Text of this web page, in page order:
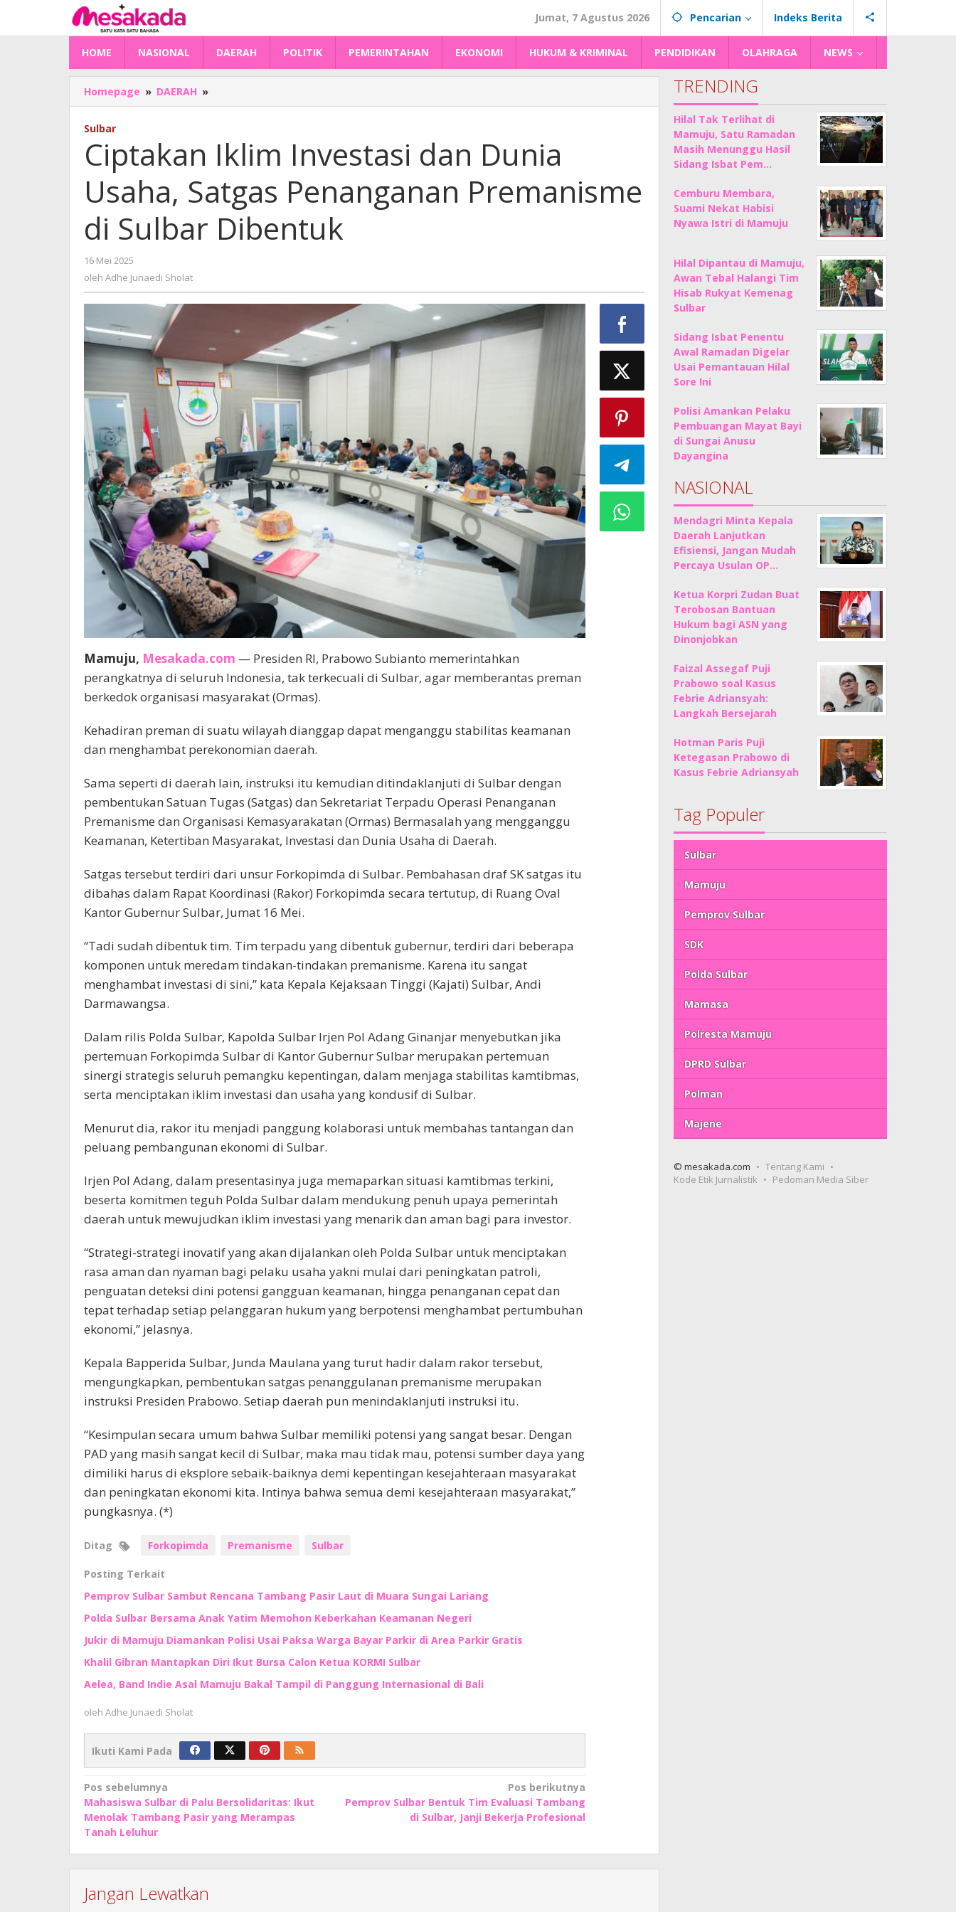
konten
Jumat, 7 Agustus 2026 Pencarian Indeks Berita
HOME NASIONAL DAERAH POLITIK PEMERINTAHAN EKONOMI HUKUM & KRIMINAL PENDIDIKAN OLAHRAGA NEWS
Homepage » DAERAH »
Iklim
Dunia
Usaha,
Satgas
Penanganan
Premanisme
Sulbar
Sulbar
Ciptakan Iklim Investasi dan Dunia
Usaha, Satgas Penanganan Premanisme
di Sulbar Dibentuk
16 Mei 2025
Adhe
oleh Adhe Junaedi Sholat
Mamuju, Mesakada.com — Presiden RI, Prabowo Subianto memerintahkan
perangkatnya di seluruh Indonesia, tak terkecuali di Sulbar, agar memberantas preman
berkedok organisasi masyarakat (Ormas).
Kehadiran preman di suatu wilayah dianggap dapat menganggu stabilitas keamanan
dan menghambat perekonomian daerah.
Sama seperti di daerah lain, instruksi itu kemudian ditindaklanjuti di Sulbar dengan
pembentukan Satuan Tugas (Satgas) dan Sekretariat Terpadu Operasi Penanganan
Premanisme dan Organisasi Kemasyarakatan (Ormas) Bermasalah yang mengganggu
Keamanan, Ketertiban Masyarakat, Investasi dan Dunia Usaha di Daerah.
Satgas tersebut terdiri dari unsur Forkopimda di Sulbar. Pembahasan draf SK satgas itu
dibahas dalam Rapat Koordinasi (Rakor) Forkopimda secara tertutup, di Ruang Oval
Kantor Gubernur Sulbar, Jumat 16 Mei.
“Tadi sudah dibentuk tim. Tim terpadu yang dibentuk gubernur, terdiri dari beberapa
komponen untuk meredam tindakan-tindakan premanisme. Karena itu sangat
menghambat investasi di sini,” kata Kepala Kejaksaan Tinggi (Kajati) Sulbar, Andi
Darmawangsa.
Dalam rilis Polda Sulbar, Kapolda Sulbar Irjen Pol Adang Ginanjar menyebutkan jika
pertemuan Forkopimda Sulbar di Kantor Gubernur Sulbar merupakan pertemuan
sinergi strategis seluruh pemangku kepentingan, dalam menjaga stabilitas kamtibmas,
serta menciptakan iklim investasi dan usaha yang kondusif di Sulbar.
Menurut dia, rakor itu menjadi panggung kolaborasi untuk membahas tantangan dan
peluang pembangunan ekonomi di Sulbar.
Irjen Pol Adang, dalam presentasinya juga memaparkan situasi kamtibmas terkini,
beserta komitmen teguh Polda Sulbar dalam mendukung penuh upaya pemerintah
daerah untuk mewujudkan iklim investasi yang menarik dan aman bagi para investor.
“Strategi-strategi inovatif yang akan dijalankan oleh Polda Sulbar untuk menciptakan
rasa aman dan nyaman bagi pelaku usaha yakni mulai dari peningkatan patroli,
penguatan deteksi dini potensi gangguan keamanan, hingga penanganan cepat dan
tepat terhadap setiap pelanggaran hukum yang berpotensi menghambat pertumbuhan
ekonomi,” jelasnya.
Kepala Bapperida Sulbar, Junda Maulana yang turut hadir dalam rakor tersebut,
mengungkapkan, pembentukan satgas penanggulanan premanisme merupakan
instruksi Presiden Prabowo. Setiap daerah pun menindaklanjuti instruksi itu.
“Kesimpulan secara umum bahwa Sulbar memiliki potensi yang sangat besar. Dengan
PAD yang masih sangat kecil di Sulbar, maka mau tidak mau, potensi sumber daya yang
dimiliki harus di eksplore sebaik-baiknya demi kepentingan kesejahteraan masyarakat
dan peningkatan ekonomi kita. Intinya bahwa semua demi kesejahteraan masyarakat,”
pungkasnya. (*)
Ditag Forkopimda Premanisme Sulbar
Posting Terkait
Pemprov Sulbar Sambut Rencana Tambang Pasir Laut di Muara Sungai Lariang
Polda Sulbar Bersama Anak Yatim Memohon Keberkahan Keamanan Negeri
Jukir di Mamuju Diamankan Polisi Usai Paksa Warga Bayar Parkir di Area Parkir Gratis
Khalil Gibran Mantapkan Diri Ikut Bursa Calon Ketua KORMI Sulbar
Aelea, Band Indie Asal Mamuju Bakal Tampil di Panggung Internasional di Bali
oleh Adhe Junaedi Sholat
Ikuti Kami Pada
Navigasi
pos
Pos sebelumnya
Mahasiswa Sulbar di Palu Bersolidaritas: Ikut
Menolak Tambang Pasir yang Merampas
Tanah Leluhur
Pos berikutnya
Pemprov Sulbar Bentuk Tim Evaluasi Tambang
di Sulbar, Janji Bekerja Profesional
Jangan Lewatkan
TRENDING
Hilal Tak Terlihat di
Mamuju, Satu Ramadan
Masih Menunggu Hasil
Sidang Isbat Pem…
Cemburu Membara,
Suami Nekat Habisi
Nyawa Istri di Mamuju
Hilal Dipantau di Mamuju,
Awan Tebal Halangi Tim
Hisab Rukyat Kemenag
Sulbar
Sidang Isbat Penentu
Awal Ramadan Digelar
Usai Pemantauan Hilal
Sore Ini
Polisi Amankan Pelaku
Pembuangan Mayat Bayi
di Sungai Anusu
Dayangina
NASIONAL
Mendagri Minta Kepala
Daerah Lanjutkan
Efisiensi, Jangan Mudah
Percaya Usulan OP…
Ketua Korpri Zudan Buat
Terobosan Bantuan
Hukum bagi ASN yang
Dinonjobkan
Faizal Assegaf Puji
Prabowo soal Kasus
Febrie Adriansyah:
Langkah Bersejarah
Hotman Paris Puji
Ketegasan Prabowo di
Kasus Febrie Adriansyah
Tag Populer
Sulbar
Mamuju
Pemprov Sulbar
SDK
Polda Sulbar
Mamasa
Polresta Mamuju
DPRD Sulbar
Polman
Majene
© mesakada.com
Tentang Kami
Kode Etik Jurnalistik
Pedoman Media Siber